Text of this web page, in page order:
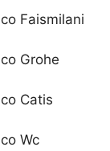
Faismilani
Grohe
Catis
Wc